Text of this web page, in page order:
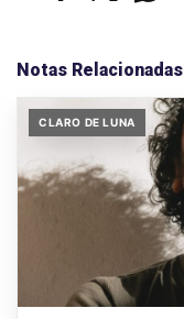
Notas Relacionadas
CLARO DE LUNA